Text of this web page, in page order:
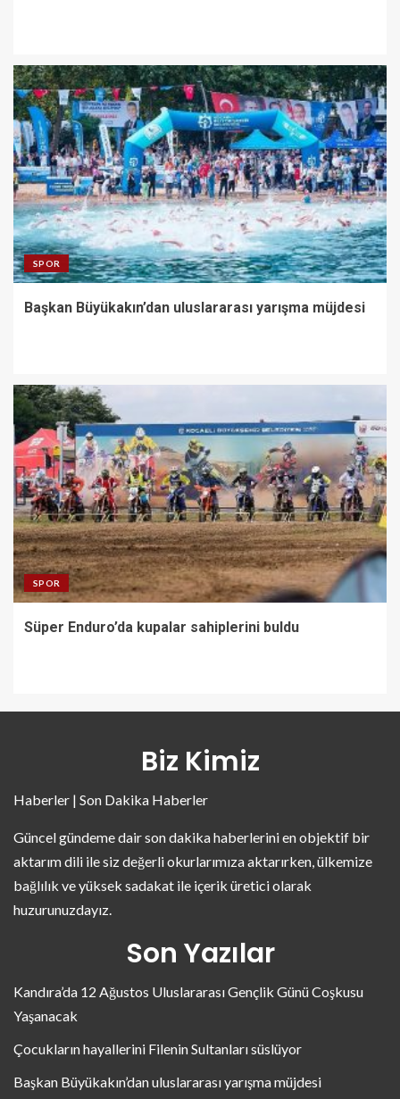
SPOR
Başkan Büyükakın’dan uluslararası yarışma müjdesi
SPOR
Süper Enduro’da kupalar sahiplerini buldu
Biz Kimiz
Haberler | Son Dakika Haberler
Güncel gündeme dair son dakika haberlerini en objektif bir
aktarım dili ile siz değerli okurlarımıza aktarırken, ülkemize
bağlılık ve yüksek sadakat ile içerik üretici olarak
huzurunuzdayız.
Son Yazılar
Kandıra’da 12 Ağustos Uluslararası Gençlik Günü Coşkusu
Yaşanacak
Çocukların hayallerini Filenin Sultanları süslüyor
Başkan Büyükakın’dan uluslararası yarışma müjdesi